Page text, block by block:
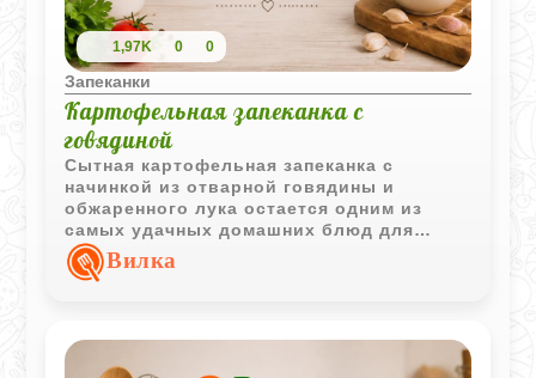
1,97K 0 0
Запеканки
Картофельная запеканка с
говядиной
Сытная картофельная запеканка с
начинкой из отварной говядины и
обжаренного лука остается одним из
самых удачных домашних блюд для
обеда или ужина.
Вилка